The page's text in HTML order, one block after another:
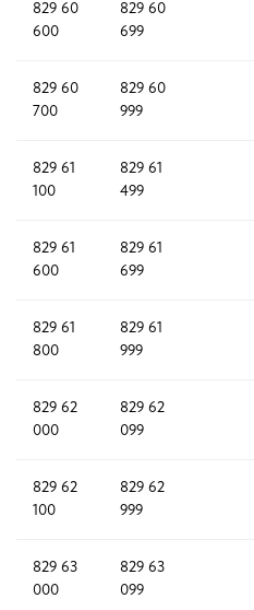
829 60
600
829 60
699
829 60
700
829 60
999
829 61
100
829 61
499
829 61
600
829 61
699
829 61
800
829 61
999
829 62
000
829 62
099
829 62
100
829 62
999
829 63
000
829 63
099